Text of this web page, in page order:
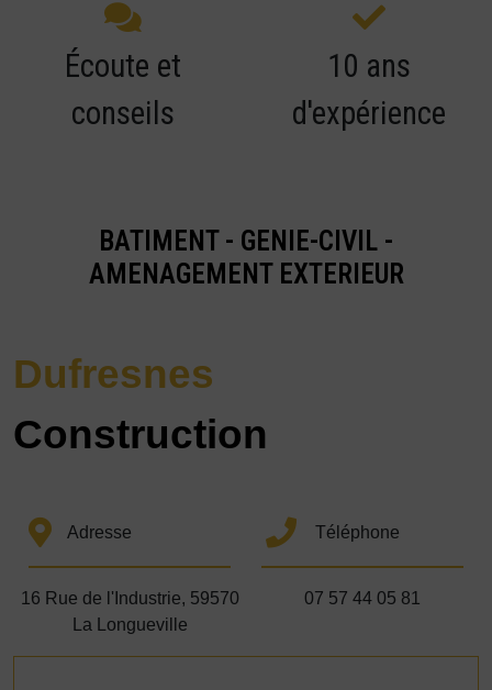
Écoute et
conseils
10 ans
d'expérience
BATIMENT - GENIE-CIVIL -
AMENAGEMENT EXTERIEUR
Dufresnes
Construction
Adresse
16 Rue de l'Industrie, 59570
La Longueville
Téléphone
07 57 44 05 81